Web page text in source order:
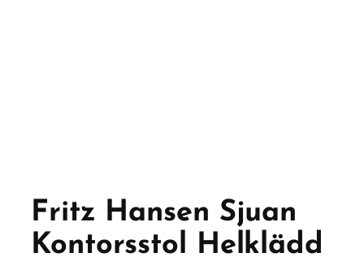
Fritz Hansen Sjuan
Kontorsstol Helklädd